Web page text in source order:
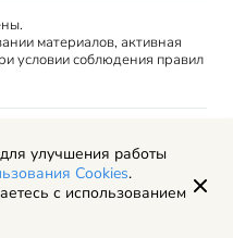
материалов, активная
условии соблюдения правил
данных
улучшения работы
Cookies.
с использованием